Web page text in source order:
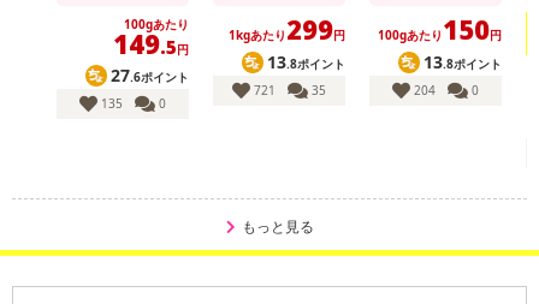
・賞味期限：出荷日より60日
（アミノ酸等）、酸化防止剤（ビタミンC）、ナイアシン、発色剤
（亜硝酸Na）
100gあたり
149.5円
27.6ポイント
135
0
1kgあたり 299円
13.8ポイント
721
35
100gあたり 150円
13.8ポイント
204
0
もっと見る